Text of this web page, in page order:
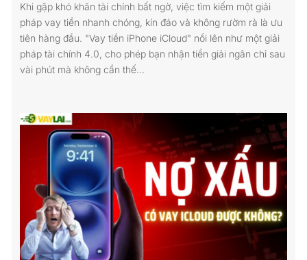
Khi gặp khó khăn tài chính bất ngờ, việc tìm kiếm một giải
pháp vay tiền nhanh chóng, kín đáo và không rườm rà là ưu
tiên hàng đầu. "Vay tiền iPhone iCloud" nổi lên như một giải
pháp tài chính 4.0, cho phép bạn nhận tiền giải ngân chỉ sau
vài phút mà không cần thế...